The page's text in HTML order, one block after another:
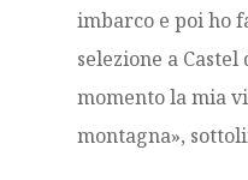
imbarco e poi ho
selezione a
momento la mia
montagna»,